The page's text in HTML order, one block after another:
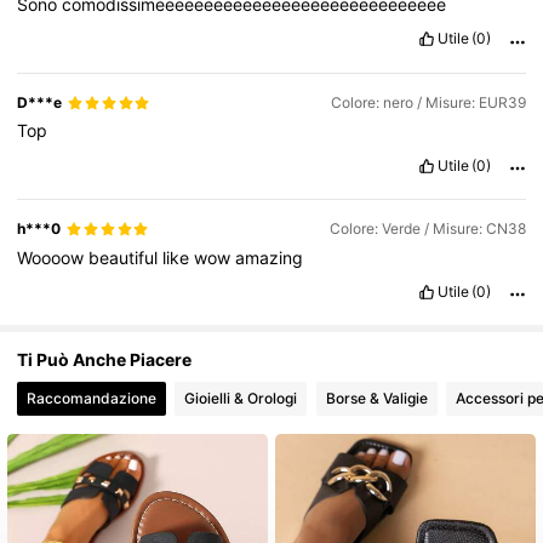
Sonocomodissimeeeeeeeeeeeeeeeeeeeeeeeeeeeeee
Utile (0)
D***e Colore: nero / Misure: EUR39
Top
Utile (0)
h***0 Colore: Verde / Misure: CN38
Woooow beautiful likewowamazing
Utile (0)
Ti Può Anche Piacere
Raccomandazione Gioielli & Orologi Borse & Valigie Accessori